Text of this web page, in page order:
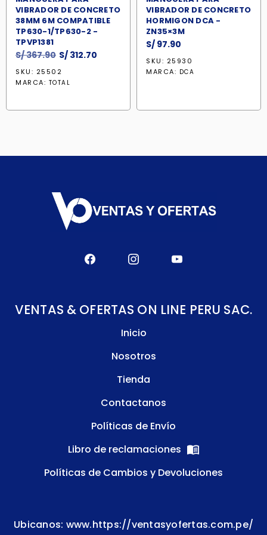
VIBRADOR DE CONCRETO
38MM 6M COMPATIBLE
TP630-1/TP630-2 -
TPVP1381
S/367.90 El
precio
original
S/ 312.70
SKU: 25502
MARCA: TOTAL
VIBRADOR DE CONCRETO
HORMIGON DCA -
ZN35×3M
S/ 97.90
SKU: 25930
MARCA: DCA
VENTAS & OFERTAS ON LINE PERU SAC.
Inicio
Nosotros
Tienda
Contactanos
Políticas de Envío
Libro de reclamaciones
Políticas de Cambios y Devoluciones
Ubicanos: www.https://ventasyofertas.com.pe/